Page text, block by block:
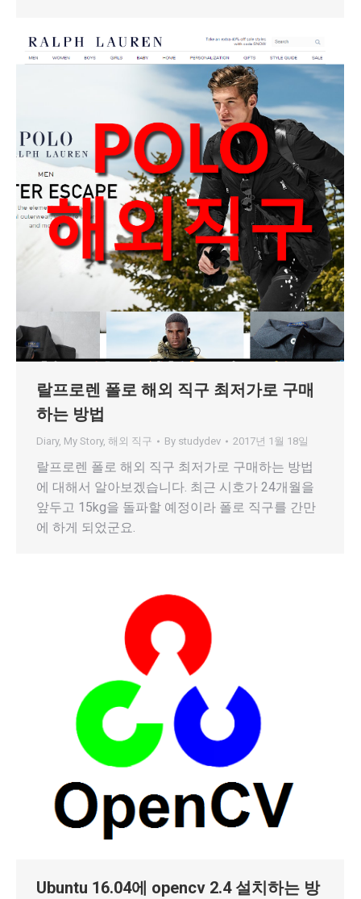
랄프로렌 폴로 해외 직구 최저가로 구매
하는 방법
Diary, My Story, 해외 직구 By studydev 2017년 1월 18일
랄프로렌 폴로 해외 직구 최저가로 구매하는 방법
에 대해서 알아보겠습니다. 최근 시호가 24개월을
앞두고 15kg을 돌파할 예정이라 폴로 직구를 간만
에 하게 되었군요.
Ubuntu 16.04에 opencv 2.4 설치하는 방